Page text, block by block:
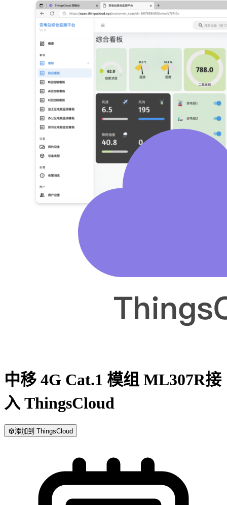
中移 4G Cat.1 模组 ML307R接
入 ThingsCloud
添加到 ThingsCloud